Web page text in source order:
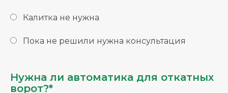
Калитка не нужна
Пока не решили нужна консультация
Нужна ли автоматика для откатных
ворот?*